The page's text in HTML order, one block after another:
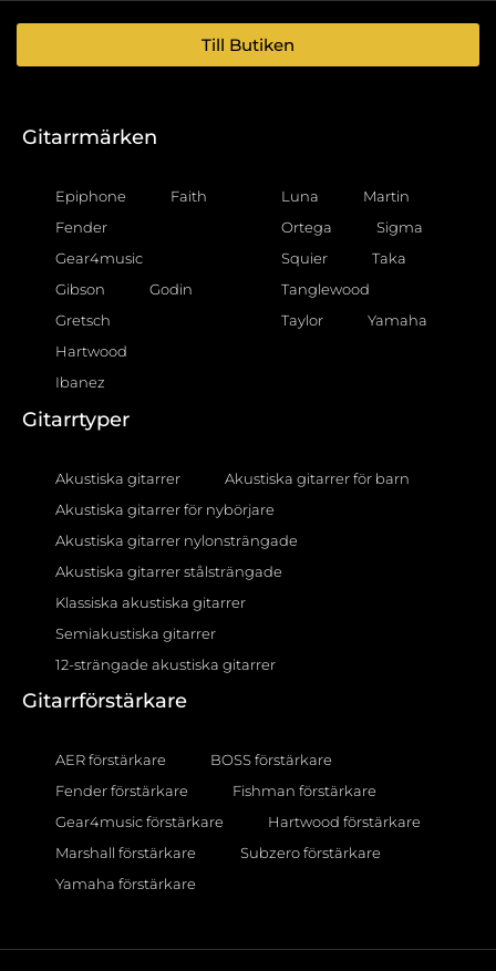
Till Butiken
Gitarrmärken
Epiphone
Faith
Fender
Gear4music
Gibson
Godin
Gretsch
Hartwood
Ibanez
Luna
Martin
Ortega
Sigma
Squier
Taka
Tanglewood
Taylor
Yamaha
Gitarrtyper
Akustiska gitarrer
Akustiska gitarrer för barn
Akustiska gitarrer för nybörjare
Akustiska gitarrer nylonsträngade
Akustiska gitarrer stålsträngade
Klassiska akustiska gitarrer
Semiakustiska gitarrer
12-strängade akustiska gitarrer
Gitarrförstärkare
AER förstärkare
BOSS förstärkare
Fender förstärkare
Fishman förstärkare
Gear4music förstärkare
Hartwood förstärkare
Marshall förstärkare
Subzero förstärkare
Yamaha förstärkare